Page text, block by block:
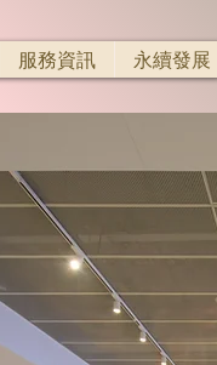
服務資訊 永續發展